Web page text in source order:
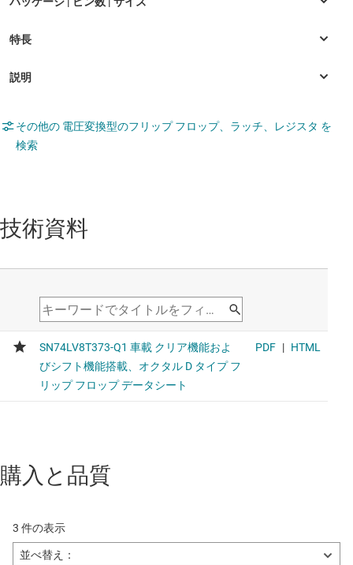
その他の 電圧変換型のフリップ フロップ、ラッチ、レジスタ を
検索
技術資料
購入と品質